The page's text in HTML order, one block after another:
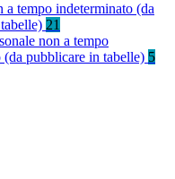
a tempo indeterminato (da
21
non a tempo
(da pubblicare in tabelle) 5